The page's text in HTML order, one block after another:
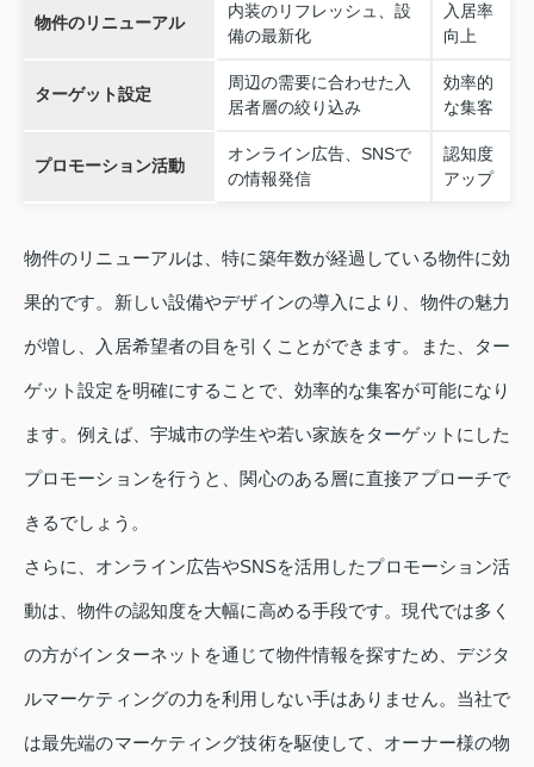
物件のリニューアル
内装のリフレッシュ、設
備の最新化
入居率
向上
ターゲット設定
周辺の需要に合わせた入
居者層の絞り込み
効率的
な集客
プロモーション活動
オンライン広告、SNSで
の情報発信
認知度
アップ
物件のリニューアルは、特に築年数が経過している物件に効
果的です。新しい設備やデザインの導入により、物件の魅力
が増し、入居希望者の目を引くことができます。また、ター
ゲット設定を明確にすることで、効率的な集客が可能になり
ます。例えば、宇城市の学生や若い家族をターゲットにした
プロモーションを行うと、関心のある層に直接アプローチで
きるでしょう。
さらに、オンライン広告やSNSを活用したプロモーション活
動は、物件の認知度を大幅に高める手段です。現代では多く
の方がインターネットを通じて物件情報を探すため、デジタ
ルマーケティングの力を利用しない手はありません。当社で
は最先端のマーケティング技術を駆使して、オーナー様の物